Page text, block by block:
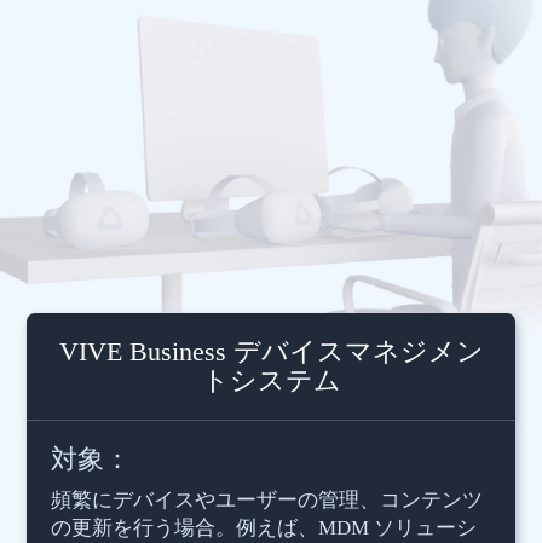
設
定
VIVE
Business
ま
し
ょ
うVIVE Business デバイスマネジメン
トシステム
対象：
頻繁にデバイスやユーザーの管理、コンテンツ
の更新を行う場合。例えば、MDM ソリューシ